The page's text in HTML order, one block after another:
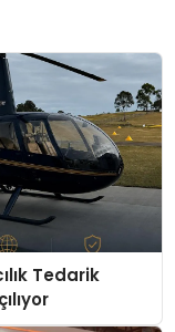
Tedarik